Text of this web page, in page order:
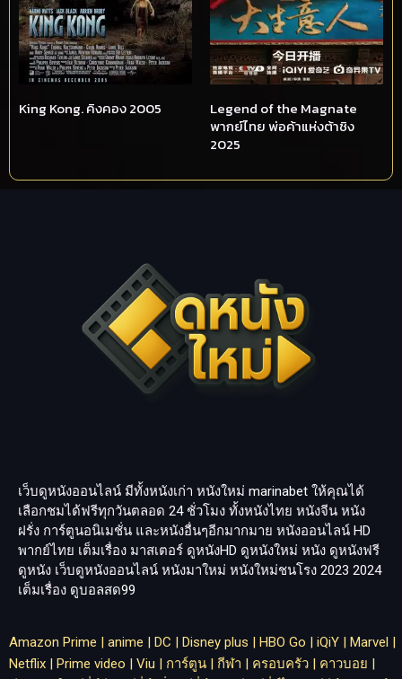
King Kong. คิงคอง 2005
Legend of the Magnate
พากย์ไทย พ่อค้าแห่งต้าชิง
2025
เว็บดูหนังออนไลน์ มีทั้งหนังเก่า หนังใหม่ marinabet ให้คุณได้
เลือกชมได้ฟรีทุกวันตลอด 24 ชั่วโมง ทั้งหนังไทย หนังจีน หนัง
ฝรั่ง การ์ตูนอนิเมชั่น และหนังอื่นๆอีกมากมาย หนังออนไลน์ HD
พากย์ไทย เต็มเรื่อง มาสเตอร์ ดูหนังHD ดูหนังใหม่ หนัง ดูหนังฟรี
ดูหนัง เว็บดูหนังออนไลน์ หนังมาใหม่ หนังใหม่ชนโรง 2023 2024
เต็มเรื่อง ดูบอลสด99
Amazon Prime | anime | DC | Disney plus | HBO Go | iQiY | Marvel |
Netflix | Prime video | Viu | การ์ตูน | กีฬา | ครอบครัว | คาวบอย |